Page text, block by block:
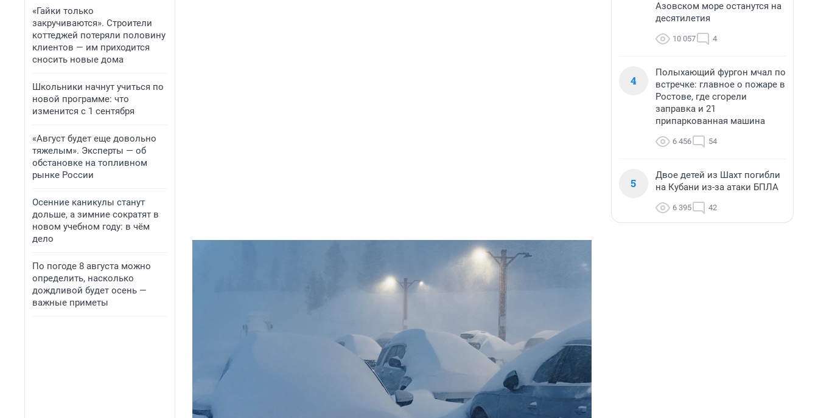
«Гайки только
закручиваются». Строители
коттеджей потеряли половину
клиентов — им приходится
сносить новые дома
Школьники начнут учиться по
новой программе: что
изменится с 1 сентября
«Август будет еще довольно
тяжелым». Эксперты — об
обстановке на топливном
рынке России
Осенние каникулы станут
дольше, а зимние сократят в
новом учебном году: в чём
дело
По погоде 8 августа можно
определить, насколько
дождливой будет осень —
важные приметы
Азовском море останутся на
десятилетия
10 057 4
4
Полыхающий фургон мчал по
встречке: главное о пожаре в
Ростове, где сгорели
заправка и 21
припаркованная машина
6 456 54
5
Двое детей из Шахт погибли
на Кубани из-за атаки БПЛА
6 395 42